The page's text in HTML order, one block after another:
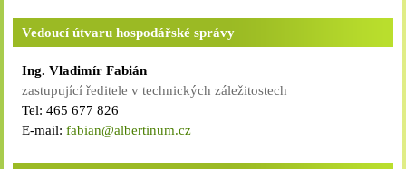
Vedoucí útvaru hospodářské správy
Ing. Vladimír Fabián
zastupující ředitele v technických záležitostech
Tel: 465 677 826
E-mail:fabian@albertinum.cz